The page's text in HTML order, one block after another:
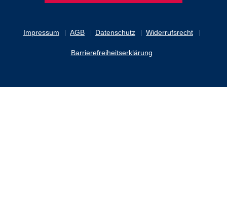
Impressum AGB Datenschutz Widerrufsrecht
Barrierefreiheitserklärung